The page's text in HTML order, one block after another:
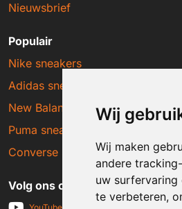
Wij
Wij maken
andere
uw
te verbeteren,
Nieuwsbrief
Populair
Nike sneakers
Adidas sneakers
New Balance sneakers
Puma sneakers
Converse sneakers
Volg ons op social media